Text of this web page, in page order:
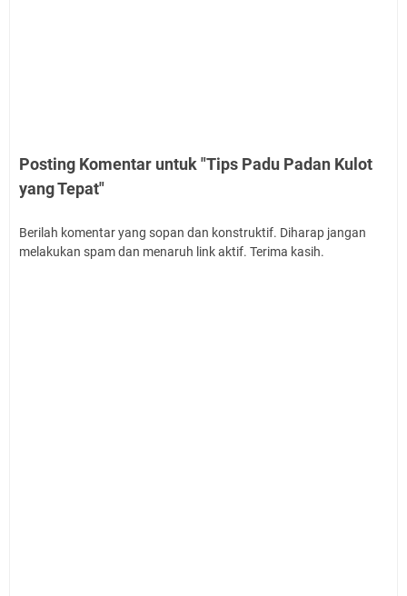
Posting Komentar untuk "Tips Padu Padan Kulot
yang Tepat"
Berilah komentar yang sopan dan konstruktif. Diharap jangan
melakukan spam dan menaruh link aktif. Terima kasih.